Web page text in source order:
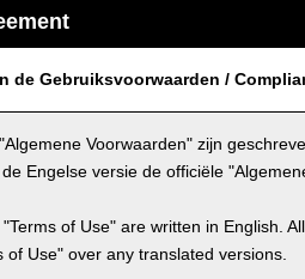
de Gebruiksvoorwaarden /
Voorwaarden" zijn
Engelse versie de officiële
of Use" are written in English.
of Use" over any translated versions.